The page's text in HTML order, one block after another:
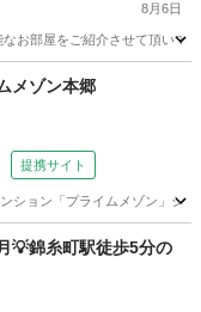
8月6日
お部屋をご紹介させて頂い
メゾン本郷
提携サイト
ション「プライムメゾン」シ
💡錦糸町駅徒歩5分の